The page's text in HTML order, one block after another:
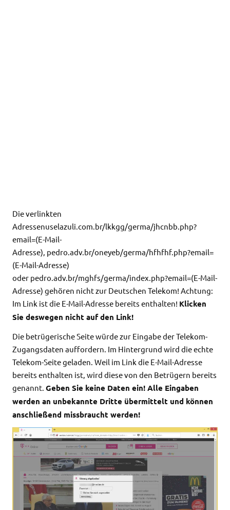
Die verlinkten
Adressenuselazuli.com.br/lkkgg/germa/jhcnbb.php?
email=(E-Mail-
Adresse), pedro.adv.br/oneyeb/germa/hfhfhf.php?email=
(E-Mail-Adresse)
oder pedro.adv.br/mghfs/germa/index.php?email=(E-Mail-
Adresse) gehören nicht zur Deutschen Telekom! Achtung:
Im Link ist die E-Mail-Adresse bereits enthalten! Klicken
Sie deswegen nicht auf den Link!
Die betrügerische Seite würde zur Eingabe der Telekom-
Zugangsdaten auffordern. Im Hintergrund wird die echte
Telekom-Seite geladen. Weil im Link die E-Mail-Adresse
bereits enthalten ist, wird diese von den Betrügern bereits
genannt. Geben Sie keine Daten ein! Alle Eingaben
werden an unbekannte Dritte übermittelt und können
anschließend missbraucht werden!